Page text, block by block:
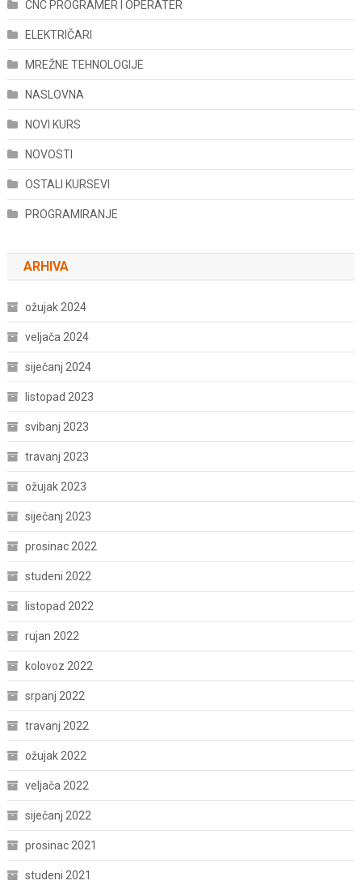
CNC PROGRAMER I OPERATER
ELEKTRIČARI
MREŽNE TEHNOLOGIJE
NASLOVNA
NOVI KURS
NOVOSTI
OSTALI KURSEVI
PROGRAMIRANJE
ARHIVA
ožujak 2024
veljača 2024
siječanj 2024
listopad 2023
svibanj 2023
travanj 2023
ožujak 2023
siječanj 2023
prosinac 2022
studeni 2022
listopad 2022
rujan 2022
kolovoz 2022
srpanj 2022
travanj 2022
ožujak 2022
veljača 2022
siječanj 2022
prosinac 2021
studeni 2021